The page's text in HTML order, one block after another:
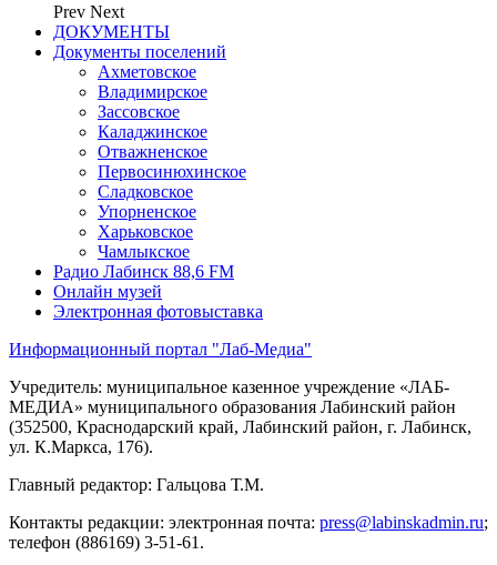
Prev Next
ДОКУМЕНТЫ
Документы поселений
Ахметовское
Владимирское
Зассовское
Каладжинское
Отважненское
Первосинюхинское
Сладковское
Упорненское
Харьковское
Чамлыкское
Радио Лабинск 88,6 FM
Онлайн музей
Электронная фотовыставка
Информационный портал "Лаб-Медиа"
Учредитель: муниципальное казенное учреждение «ЛАБ-
МЕДИА» муниципального образования Лабинский район
(352500, Краснодарский край, Лабинский район, г. Лабинск,
ул. К.Маркса, 176).
Главный редактор: Гальцова Т.М.
Контакты редакции: электронная почта: press@labinskadmin.ru;
телефон (886169) 3-51-61.